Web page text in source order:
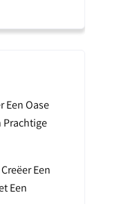
Een Oase
Prachtige
Creëer Een
Een